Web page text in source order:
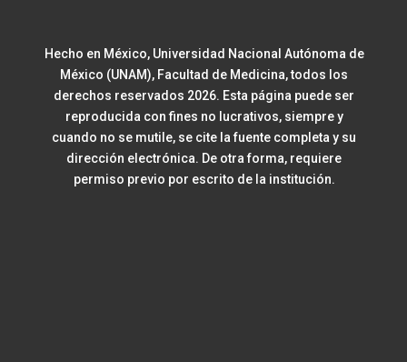
Hecho en México, Universidad Nacional Autónoma de
México (UNAM), Facultad de Medicina, todos los
derechos reservados 2026. Esta página puede ser
reproducida con fines no lucrativos, siempre y
cuando no se mutile, se cite la fuente completa y su
dirección electrónica. De otra forma, requiere
permiso previo por escrito de la institución.